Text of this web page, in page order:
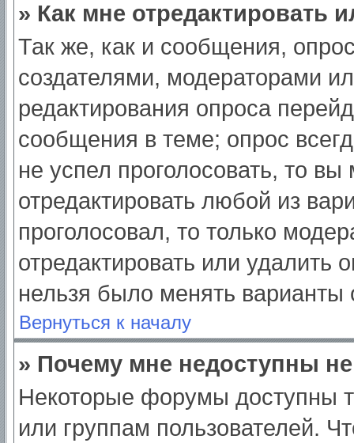
» Как мне отредактировать
Так же, как и сообщения,
создателями, модераторами
редактирования опроса
сообщения в теме; опрос
не успел проголосовать, то
отредактировать любой из
проголосовал, то только
отредактировать или удалить
нельзя было менять варианты
Вернуться к началу
» Почему мне недоступны
Некоторые форумы доступны
или группам пользователей.